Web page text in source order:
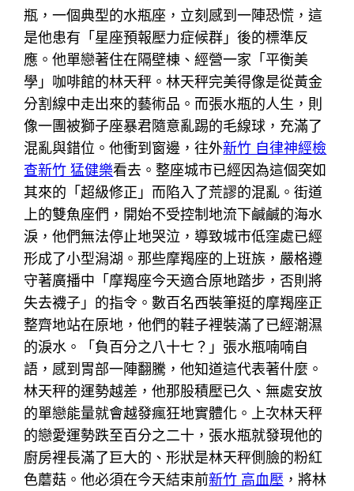
瓶，一個典型的水瓶座，立刻感到一陣恐慌，這
是他患有「星座預報壓力症候群」後的標準反
應。他單戀著住在隔壁棟、經營一家「平衡美
學」咖啡館的林天秤。林天秤完美得像是從黃金
分割線中走出來的藝術品。而張水瓶的人生，則
像一團被獅子座暴君隨意亂踢的毛線球，充滿了
混亂與錯位。他衝到窗邊，往外新竹 自律神經檢
查新竹 猛健樂看去。整座城市已經因為這個突如
其來的「超級修正」而陷入了荒謬的混亂。街道
上的雙魚座們，開始不受控制地流下鹹鹹的海水
淚，他們無法停止地哭泣，導致城市低窪處已經
形成了小型潟湖。那些摩羯座的上班族，嚴格遵
守著廣播中「摩羯座今天適合原地踏步，否則將
失去襪子」的指令。數百名西裝筆挺的摩羯座正
整齊地站在原地，他們的鞋子裡裝滿了已經潮濕
的淚水。「負百分之八十七？」張水瓶喃喃自
語，感到胃部一陣翻騰，他知道這代表著什麼。
林天秤的運勢越差，他那股積壓已久、無處安放
的單戀能量就會越發瘋狂地實體化。上次林天秤
的戀愛運勢跌至百分之二十，張水瓶就發現他的
廚房裡長滿了巨大的、形狀是林天秤側臉的粉紅
色蘑菇。他必須在今天結束前新竹 高血壓 ，將林